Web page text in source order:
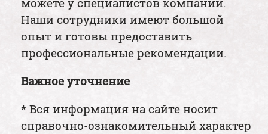
Наши сотрудники имеют большой
опыт и готовы предоставить
профессиональные рекомендации.
Важное уточнение
* Вся информация на сайте носит
справочно-ознакомительный характер